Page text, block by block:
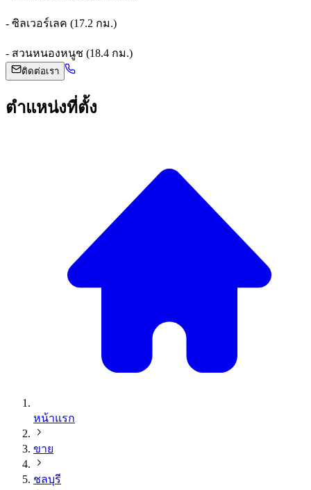
- ซิลเวอร์เลค (17.2 กม.)
- สวนหนองหนูช (18.4 กม.)
ติดต่อเรา
ตำแหน่งที่ตั้ง
หน้าแรก
ขาย
ชลบุรี